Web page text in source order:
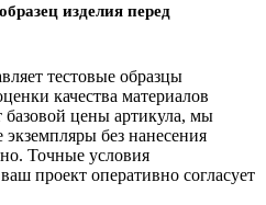
изделия перед
тестовые образцы
качества материалов
цены артикула, мы
без нанесения
Точные условия
проект оперативно согласует